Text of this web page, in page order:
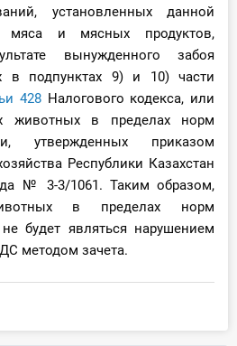
установленных данной
мяса и мясных продуктов,
вынужденного забоя
в подпунктах 9) и 10) части
428Налогового кодекса, или
животных в пределах норм
утвержденных приказом
Республики Казахстан
№ 3-3/1061. Таким образом,
в пределах норм
будет являться нарушением
методом зачета.